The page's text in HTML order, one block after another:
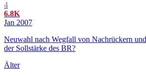
4
6.8K
Jan 2007
Neuwahl nach Wegfall von Nachrückern
der Sollstärke des BR?
Älter